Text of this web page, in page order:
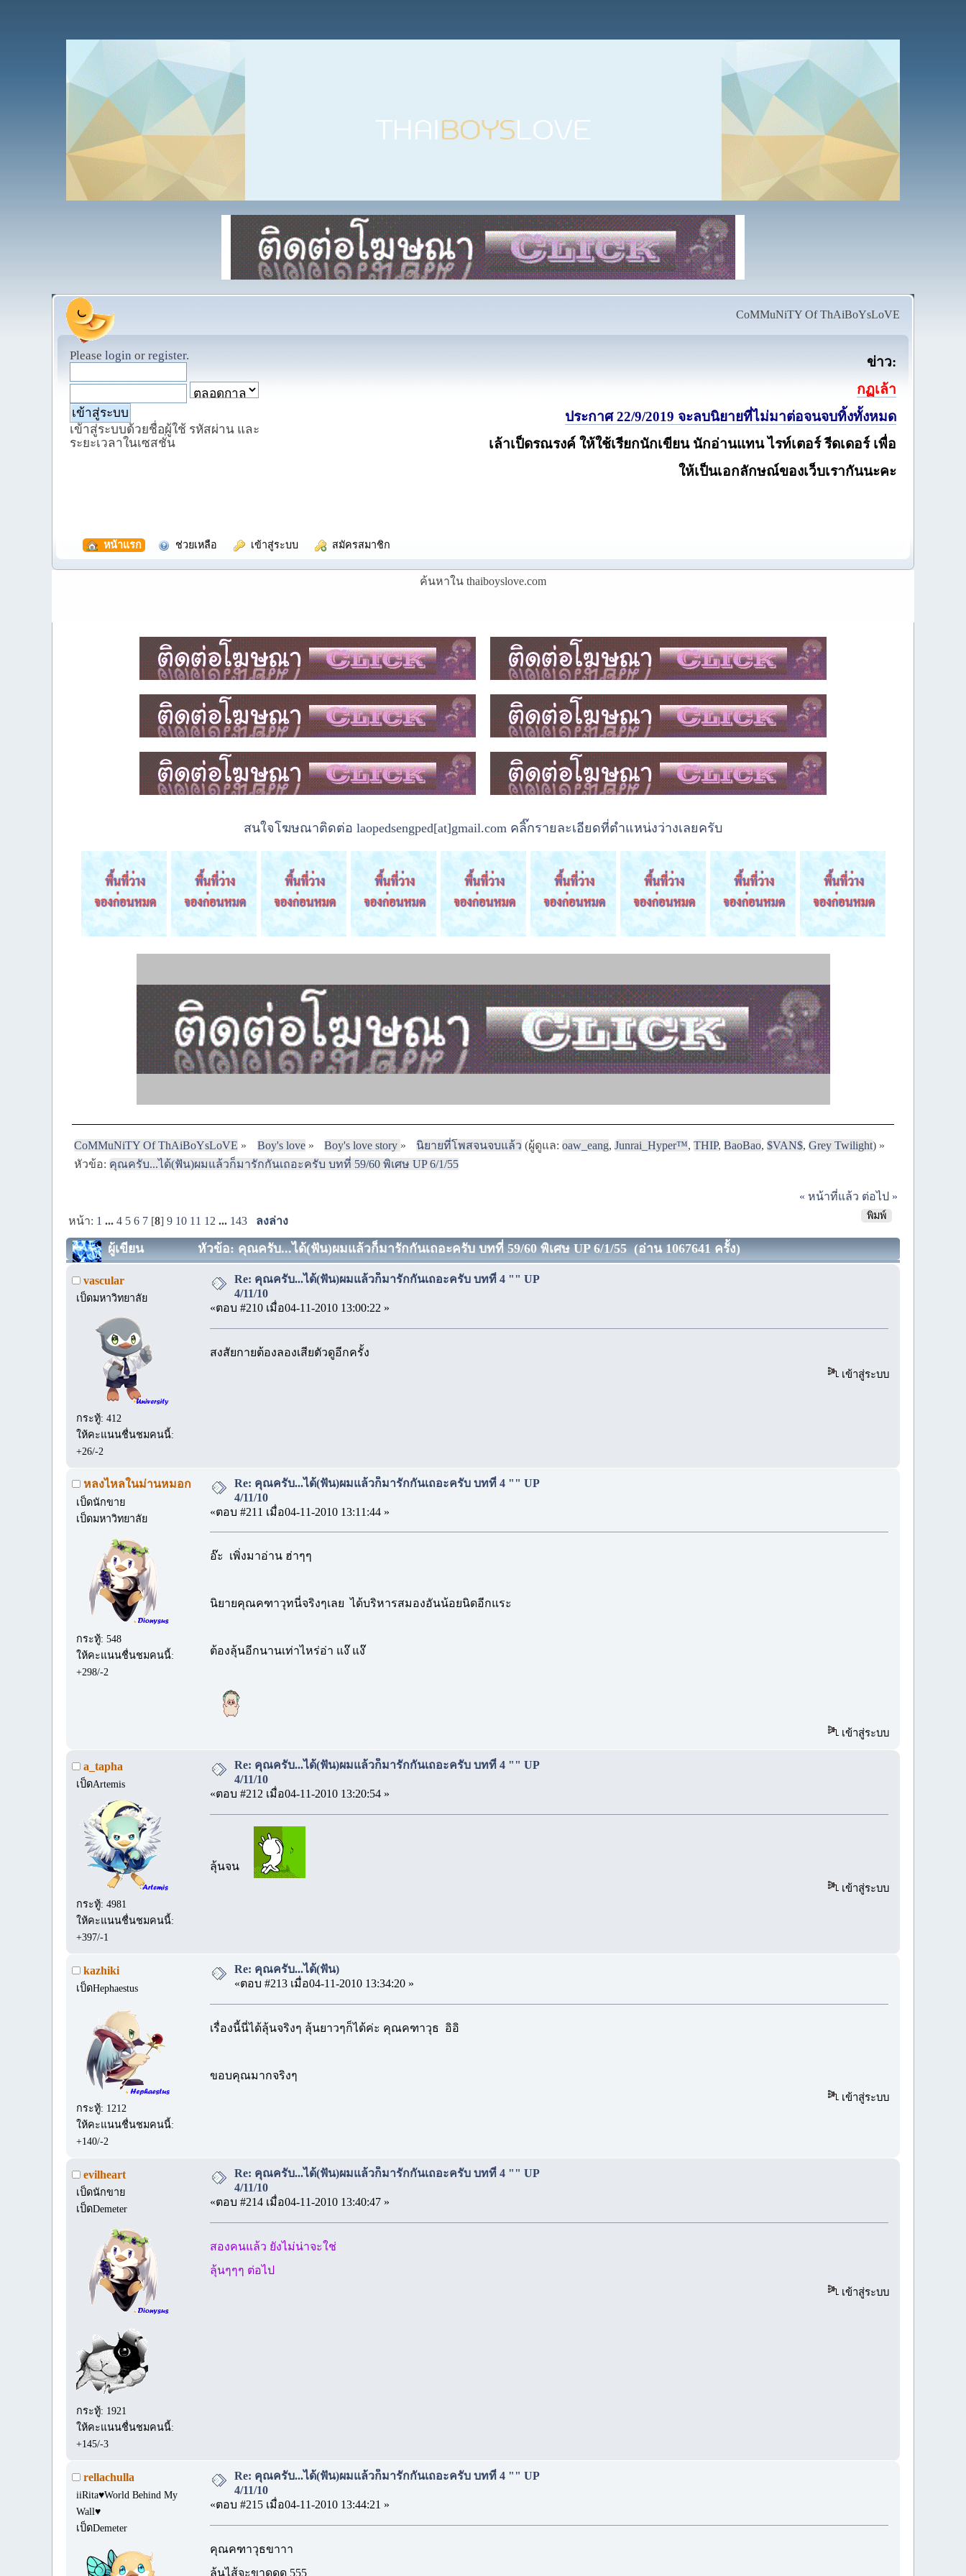
CoMMuNiTY Of ThAiBoYsLoVE
Please login or register.
เข้าสู่ระบบด้วยชื่อผู้ใช้ รหัสผ่าน และ
ระยะเวลาในเซสชั่น
ข่าว:
กฏเล้า
ประกาศ 22/9/2019 จะลบนิยายที่ไม่มาต่อจนจบทิ้งทั้งหมด
เล้าเป็ดรณรงค์ ให้ใช้เรียกนักเขียน นักอ่านแทน ไรท์เตอร์ รีดเดอร์ เพื่อ
ให้เป็นเอกลักษณ์ของเว็บเรากันนะคะ
หน้าแรก ช่วยเหลือ เข้าสู่ระบบ สมัครสมาชิก
ค้นหาใน thaiboyslove.com
สนใจโฆษณาติดต่อ laopedsengped[at]gmail.com คลิ๊กรายละเอียดที่ตำแหน่งว่างเลยครับ
CoMMuNiTY Of ThAiBoYsLoVE » Boy's love» Boy's love story » นิยายที่โพสจนจบแล้ว (ผู้ดูแล:oaw_eang,Junrai_Hyper™,THIP,BaoBao,$VAN$,Grey Twilight) »
หัวข้อ: คุณครับ...ได้(ฟัน)ผมแล้วก็มารักกันเถอะครับ บทที่ 59/60 พิเศษ UP 6/1/55
« หน้าที่แล้ว ต่อไป »
พิมพ์
หน้า: 1 ...4 5 6 7 [8]9 10 11 12 ... 143 ลงล่าง
ผู้เขียน หัวข้อ: คุณครับ...ได้(ฟัน)ผมแล้วก็มารักกันเถอะครับ บทที่ 59/60 พิเศษ UP 6/1/55 (อ่าน 1067641 ครั้ง)
vascular
เป็ดมหาวิทยาลัย
กระทู้: 412
ให้คะแนนชื่นชมคนนี้:
+26/-2
Re: คุณครับ...ได้(ฟัน)ผมแล้วก็มารักกันเถอะครับ บทที่ 4 "" UP
4/11/10
«ตอบ #210 เมื่อ04-11-2010 13:00:22 »
สงสัยกายต้องลองเสียตัวดูอีกครั้ง
เข้าสู่ระบบ
หลงไหลในม่านหมอก
เป็ดนักขาย
เป็ดมหาวิทยาลัย
กระทู้: 548
ให้คะแนนชื่นชมคนนี้:
+298/-2
Re: คุณครับ...ได้(ฟัน)ผมแล้วก็มารักกันเถอะครับ บทที่ 4 "" UP
4/11/10
«ตอบ #211 เมื่อ04-11-2010 13:11:44 »
อ๊ะ เพิ่งมาอ่าน ฮ่าๆๆ
นิยายคุณคฑาวุทนี่จริงๆเลย ได้บริหารสมองอันน้อยนิดอีกแระ
ต้องลุ้นอีกนานเท่าไหร่อ่า แง๊ แง๊
เข้าสู่ระบบ
a_tapha
เป็ดArtemis
กระทู้: 4981
ให้คะแนนชื่นชมคนนี้:
+397/-1
Re: คุณครับ...ได้(ฟัน)ผมแล้วก็มารักกันเถอะครับ บทที่ 4 "" UP
4/11/10
«ตอบ #212 เมื่อ04-11-2010 13:20:54 »
ลุ้นจน
เข้าสู่ระบบ
kazhiki
เป็ดHephaestus
กระทู้: 1212
ให้คะแนนชื่นชมคนนี้:
+140/-2
Re: คุณครับ...ได้(ฟัน)
«ตอบ #213 เมื่อ04-11-2010 13:34:20 »
เรื่องนี้นี่ได้ลุ้นจริงๆ ลุ้นยาวๆก็ได้ค่ะ คุณคฑาวุธ อิอิ
ขอบคุณมากจริงๆ
เข้าสู่ระบบ
evilheart
เป็ดนักขาย
เป็ดDemeter
กระทู้: 1921
ให้คะแนนชื่นชมคนนี้:
+145/-3
Re: คุณครับ...ได้(ฟัน)ผมแล้วก็มารักกันเถอะครับ บทที่ 4 "" UP
4/11/10
«ตอบ #214 เมื่อ04-11-2010 13:40:47 »
สองคนแล้ว ยังไม่น่าจะใช่
ลุ้นๆๆๆ ต่อไป
เข้าสู่ระบบ
rellachulla
iiRita♥World Behind My
Wall♥
เป็ดDemeter
Re: คุณครับ...ได้(ฟัน)ผมแล้วก็มารักกันเถอะครับ บทที่ 4 "" UP
4/11/10
«ตอบ #215 เมื่อ04-11-2010 13:44:21 »
คุณคฑาวุธขาาา
ลุ้นไส้จะขาดดด 555